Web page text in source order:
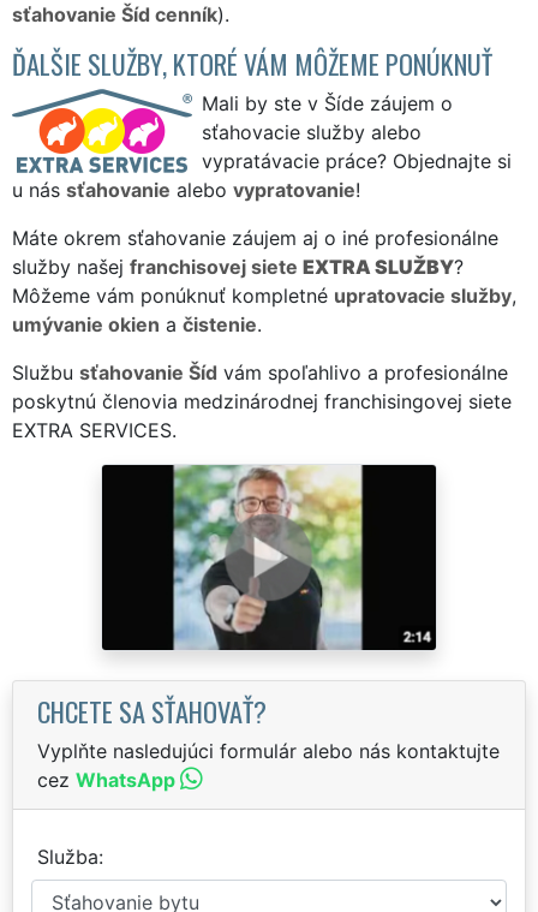
sťahovanie Šíd cenník).
ĎALŠIE SLUŽBY, KTORÉ VÁM MÔŽEME PONÚKNUŤ
Mali by ste v Šíde záujem o
sťahovacie služby alebo
vypratávacie práce? Objednajte si
u nás sťahovanie alebo vypratovanie!
Máte okrem sťahovanie záujem aj o iné profesionálne
služby našej franchisovej siete EXTRA SLUŽBY?
Môžeme vám ponúknuť kompletné upratovacie služby,
umývanie okien a čistenie.
Službu sťahovanie Šíd vám spoľahlivo a profesionálne
poskytnú členovia medzinárodnej franchisingovej siete
EXTRA SERVICES.
CHCETE SA SŤAHOVAŤ?
Vyplňte nasledujúci formulár alebo nás kontaktujte
cez WhatsApp
Služba